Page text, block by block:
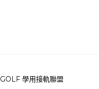
GOLF 學用接軌聯盟